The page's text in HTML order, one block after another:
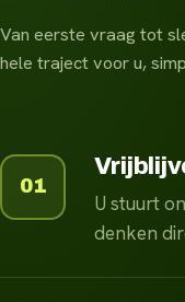
Van eerste vraag tot
hele traject voor u,
01
U stuurt
denken